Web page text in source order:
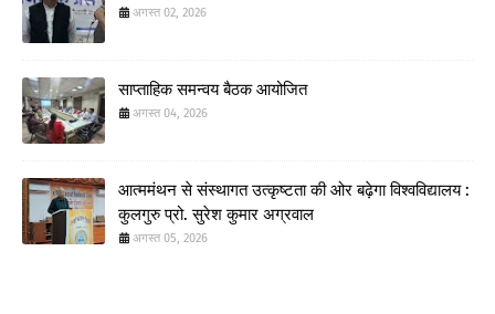
अगस्त 02, 2026
साप्ताहिक समन्वय बैठक आयोजित
अगस्त 04, 2026
आत्ममंथन से संस्थागत उत्कृष्टता की ओर बढ़ेगा विश्वविद्यालय :
कुलगुरु प्रो. सुरेश कुमार अग्रवाल
अगस्त 05, 2026